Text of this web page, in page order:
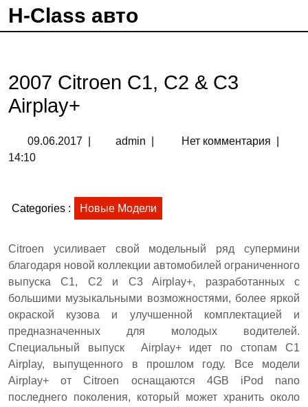
H-Class авто
2007 Citroen C1, C2 & C3
Airplay+
09.06.2017 admin Нет комментария
14:10
Categories : Новые Модели
Citroen усиливает свой модельный ряд супермини
благодаря новой коллекции автомобилей ограниченного
выпуска C1, C2 и C3 Airplay+, разработанных с
большими музыкальными возможностями, более яркой
окраской кузова и улучшенной комплектацией и
предназначенных для молодых водителей.
Специальный выпуск Airplay+ идет по стопам C1
Airplay, выпущенного в прошлом году.
Все модели
Airplay+ от Citroen оснащаются 4GB iPod nano
последнего поколения, который может хранить около